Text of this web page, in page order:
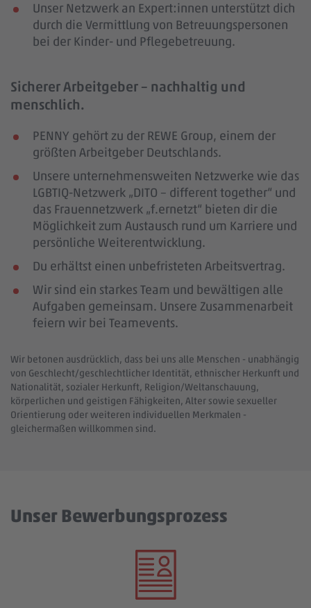
Unser Netzwerk an Expert:innen unterstützt dich
durch die Vermittlung von Betreuungspersonen
bei der Kinder- und Pflegebetreuung.
Sicherer Arbeitgeber – nachhaltig und
menschlich.
PENNY gehört zu der REWE Group, einem der
größten Arbeitgeber Deutschlands.
Unsere unternehmensweiten Netzwerke wie das
LGBTIQ-Netzwerk „DITO – different together“ und
das Frauennetzwerk „f.ernetzt“ bieten dir die
Möglichkeit zum Austausch rund um Karriere und
persönliche Weiterentwicklung.
Du erhältst einen unbefristeten Arbeitsvertrag.
Wir sind ein starkes Team und bewältigen alle
Aufgaben gemeinsam. Unsere Zusammenarbeit
feiern wir bei Teamevents.
Wir betonen ausdrücklich, dass bei uns alle Menschen - unabhängig
von Geschlecht/geschlechtlicher Identität, ethnischer Herkunft und
Nationalität, sozialer Herkunft, Religion/Weltanschauung,
körperlichen und geistigen Fähigkeiten, Alter sowie sexueller
Orientierung oder weiteren individuellen Merkmalen -
gleichermaßen willkommen sind.
Unser Bewerbungsprozess